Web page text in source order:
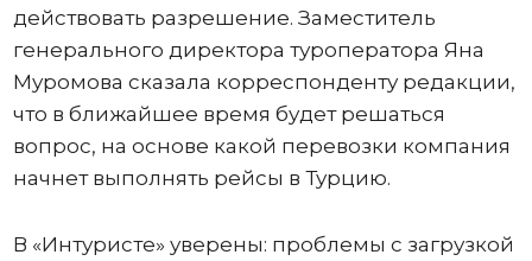
действовать разрешение. Заместитель
генерального директора туроператора Яна
Муромова сказала корреспонденту редакции,
что в ближайшее время будет решаться
вопрос, на основе какой перевозки компания
начнет выполнять рейсы в Турцию.
В «Интуристе» уверены: проблемы с загрузкой